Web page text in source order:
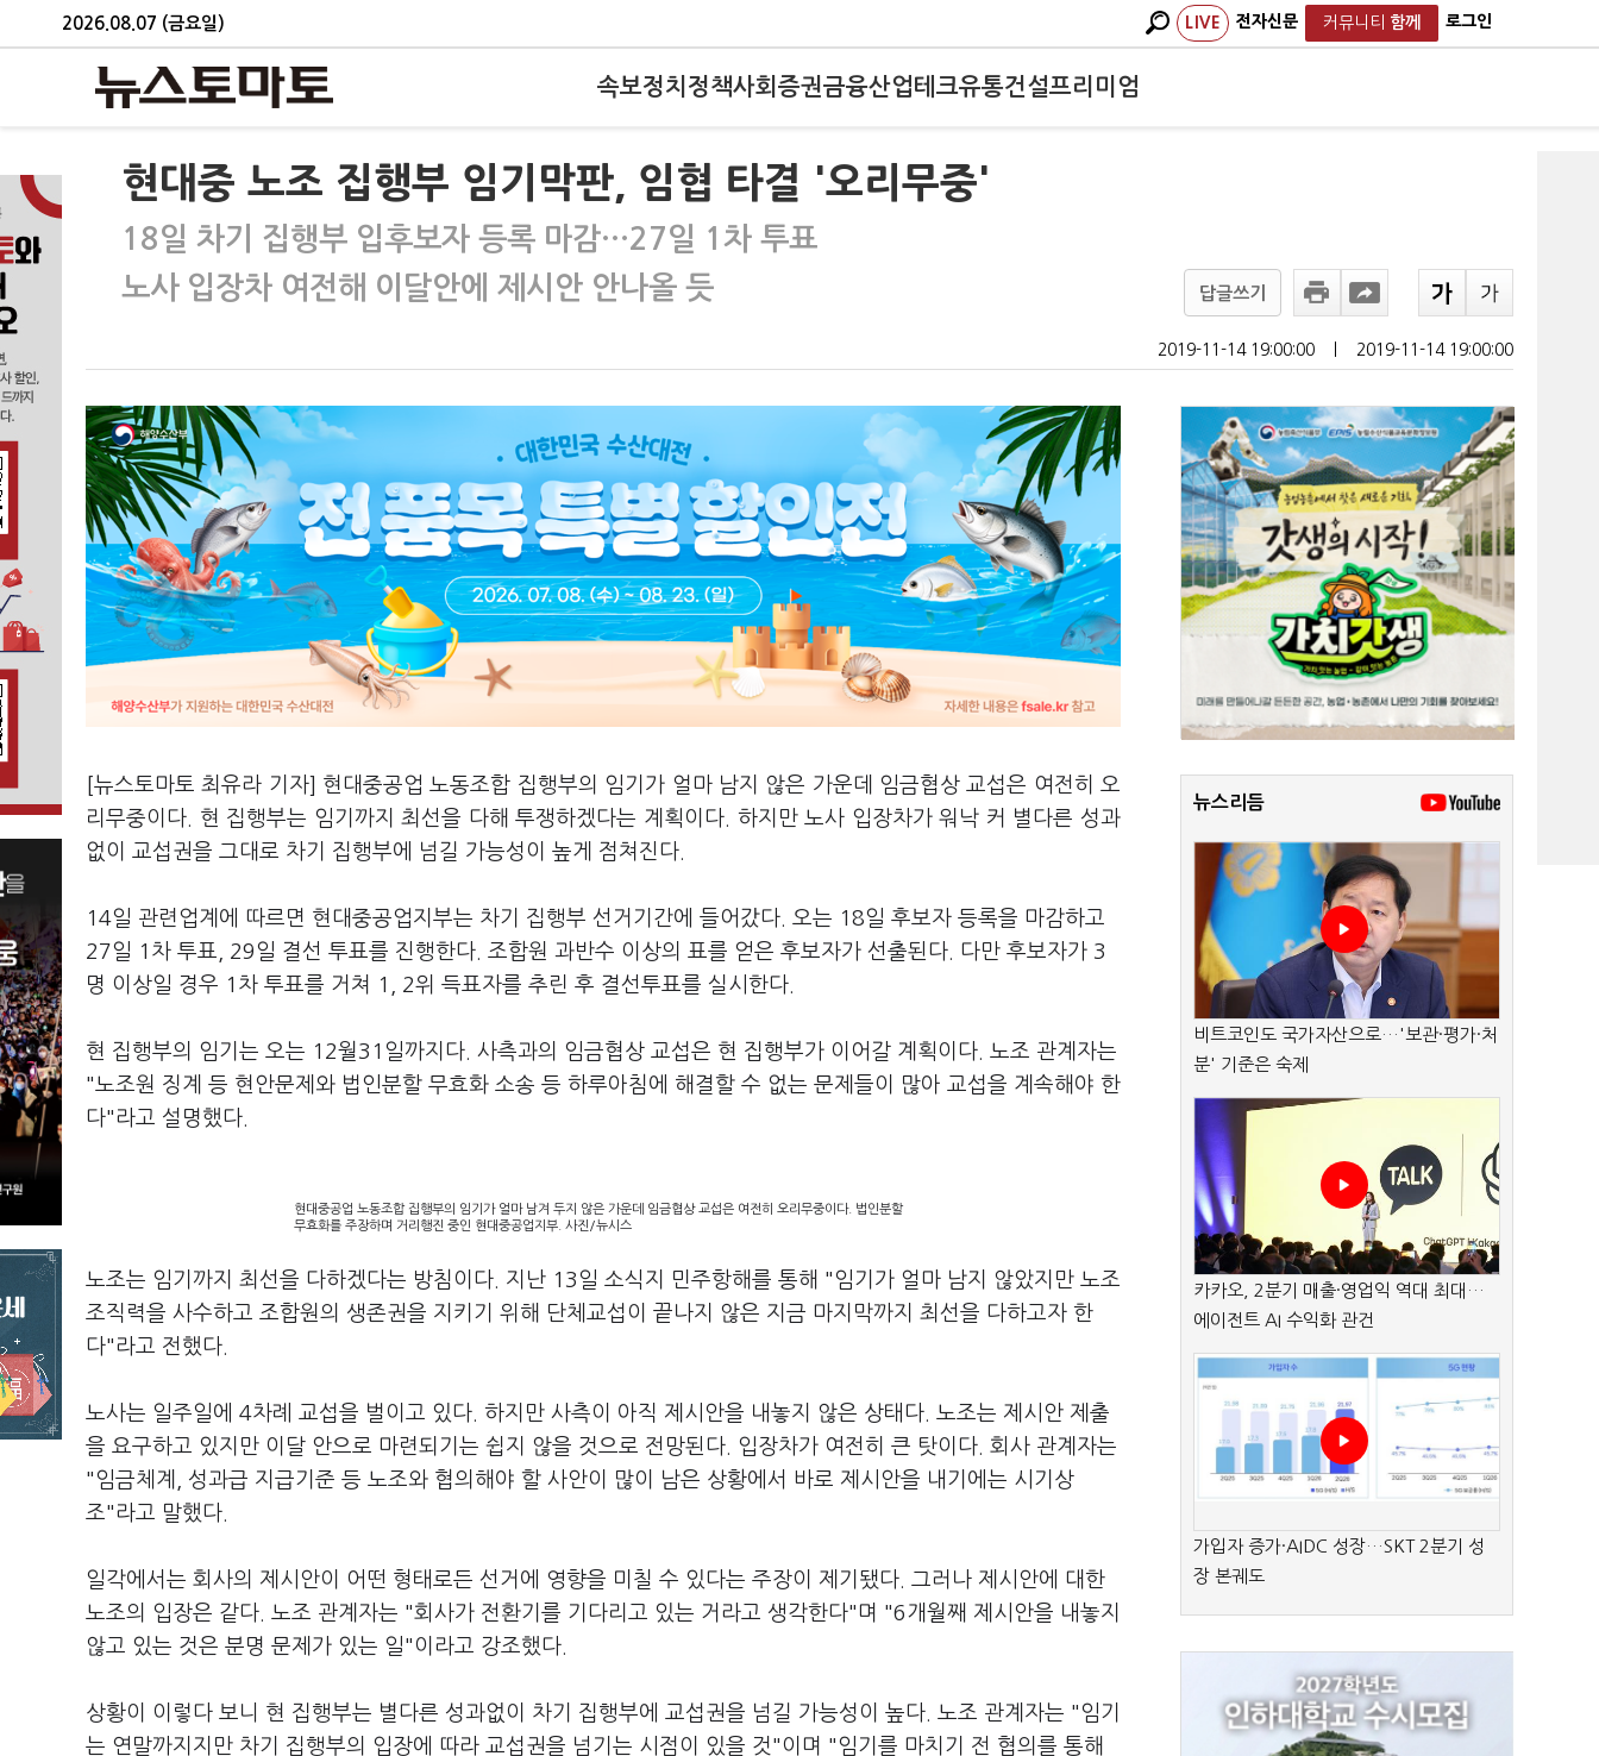
2026.08.07 (금요일) LIVE 전자신문 커뮤니티 함께 로그인
속보정치 정책사회 증권금융산업테크유통건설프리미엄
현대중 노조 집행부 임기막판, 임협 타결 '오리무중'
18일 차기 집행부 입후보자 등록 마감…27일 1차 투표
노사 입장차 여전해 이달안에 제시안 안나올 듯
답글쓰기
2019-11-14 19:00:00 2019-11-14 19:00:00
[뉴스토마토 최유라 기자] 현대중공업 노동조합 집행부의 임기가 얼마 남지 않은 가운데 임금협상 교섭은 여전히 오
리무중이다. 현 집행부는 임기까지 최선을 다해 투쟁하겠다는 계획이다. 하지만 노사 입장차가 워낙 커 별다른 성과
없이 교섭권을 그대로 차기 집행부에 넘길 가능성이 높게 점쳐진다.
14일 관련업계에 따르면 현대중공업지부는 차기 집행부 선거기간에 들어갔다. 오는 18일 후보자 등록을 마감하고
27일 1차 투표, 29일 결선 투표를 진행한다. 조합원 과반수 이상의 표를 얻은 후보자가 선출된다. 다만 후보자가 3
명 이상일 경우 1차 투표를 거쳐 1, 2위 득표자를 추린 후 결선투표를 실시한다.
현 집행부의 임기는 오는 12월31일까지다. 사측과의 임금협상 교섭은 현 집행부가 이어갈 계획이다. 노조 관계자는
"노조원 징계 등 현안문제와 법인분할 무효화 소송 등 하루아침에 해결할 수 없는 문제들이 많아 교섭을 계속해야 한
다"라고 설명했다.
현대중공업 노동조합 집행부의 임기가 얼마 남겨 두지 않은 가운데 임금협상 교섭은 여전히 오리무중이다. 법인분할
무효화를 주장하며 거리행진 중인 현대중공업지부. 사진/뉴시스
노조는 임기까지 최선을 다하겠다는 방침이다. 지난 13일 소식지 민주항해를 통해 "임기가 얼마 남지 않았지만 노조
조직력을 사수하고 조합원의 생존권을 지키기 위해 단체교섭이 끝나지 않은 지금 마지막까지 최선을 다하고자 한
다"라고 전했다.
노사는 일주일에 4차례 교섭을 벌이고 있다. 하지만 사측이 아직 제시안을 내놓지 않은 상태다. 노조는 제시안 제출
을 요구하고 있지만 이달 안으로 마련되기는 쉽지 않을 것으로 전망된다. 입장차가 여전히 큰 탓이다. 회사 관계자는
"임금체계, 성과급 지급기준 등 노조와 협의해야 할 사안이 많이 남은 상황에서 바로 제시안을 내기에는 시기상
조"라고 말했다.
일각에서는 회사의 제시안이 어떤 형태로든 선거에 영향을 미칠 수 있다는 주장이 제기됐다. 그러나 제시안에 대한
노조의 입장은 같다. 노조 관계자는 "회사가 전환기를 기다리고 있는 거라고 생각한다"며 "6개월째 제시안을 내놓지
않고 있는 것은 분명 문제가 있는 일"이라고 강조했다.
상황이 이렇다 보니 현 집행부는 별다른 성과없이 차기 집행부에 교섭권을 넘길 가능성이 높다. 노조 관계자는 "임기
는 연말까지지만 차기 집행부의 입장에 따라 교섭권을 넘기는 시점이 있을 것"이며 "임기를 마치기 전 협의를 통해
뉴스리듬
비트코인도 국가자산으로…'보관·평가·처
분' 기준은 숙제
카카오, 2분기 매출·영업익 역대 최대…
에이전트 AI 수익화 관건
가입자 증가·AIDC 성장…SKT 2분기 성
장 본궤도